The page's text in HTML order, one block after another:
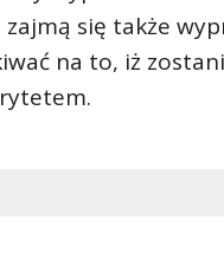
się także
na to, iż